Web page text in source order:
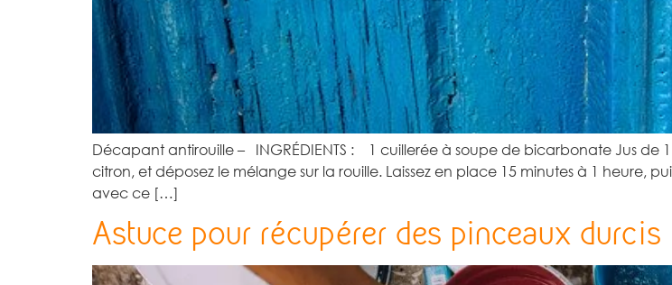
Décapant antirouille – INGRÉDIENTS : 1 cuillerée à soupe de bicarbonate Jus de
citron, et déposez le mélange sur la rouille. Laissez en place 15 minutes à 1 heure,
avec ce […]
Astuce pour récupérer des pinceaux durcis